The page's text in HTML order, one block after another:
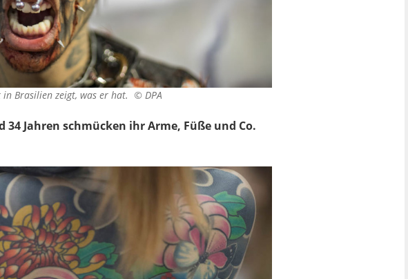
in Brasilien zeigt, was er hat. © DPA
Jahren schmücken ihr Arme, Füße und Co.